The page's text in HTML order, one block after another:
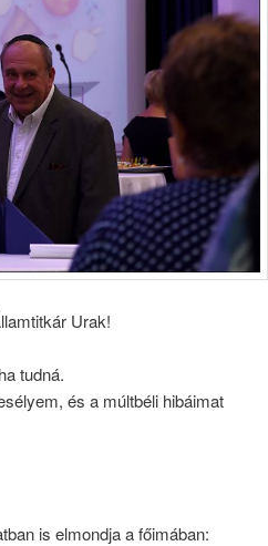
Urak!
tudná.
és a múltbéli hibáimat
is elmondja a főimában: